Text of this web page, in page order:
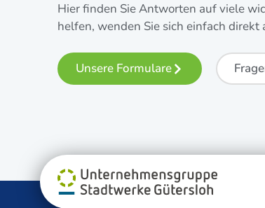
Hier fin­den Sie Ant­wor­ten auf vie­le
hel­fen, wen­den Sie sich ein­fach direkt
Unse­re Formulare